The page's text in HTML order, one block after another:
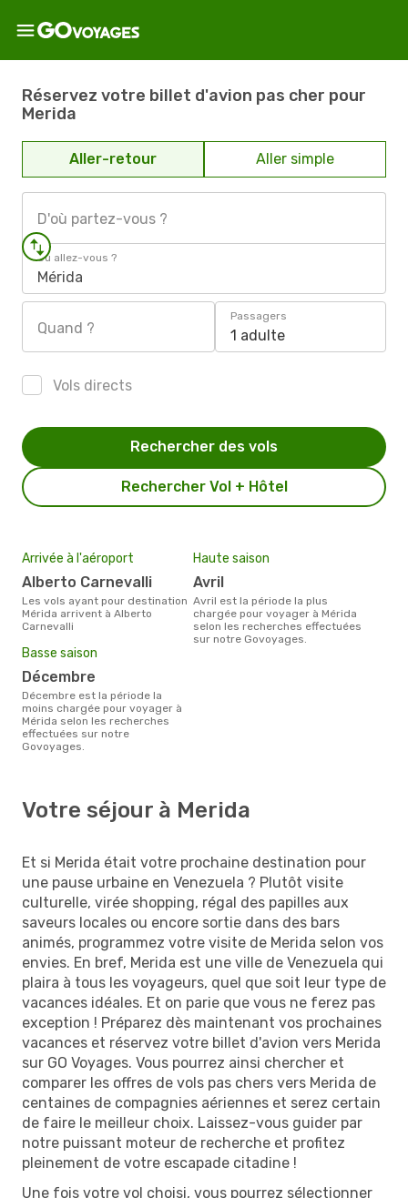
Réservez votre billet d'avion pas cher pour
Merida
Aller-retour Aller simple
D'où partez-vous ?
Où allez-vous ?
Mérida
Quand ?
Passagers
1 adulte
Vols directs
Rechercher Vol + Hôtel
Rechercher des vols
Arrivée à l'aéroport
Alberto Carnevalli
Les vols ayant pour destination
Mérida arrivent à Alberto
Carnevalli
Haute saison
avril
avril est la période la plus
chargée pour voyager à Mérida
selon les recherches effectuées
sur notre Govoyages.
Basse saison
décembre
décembre est la période la
moins chargée pour voyager à
Mérida selon les recherches
effectuées sur notre
Govoyages.
Votre séjour à Merida
Et si Merida était votre prochaine destination pour
une pause urbaine en Venezuela ? Plutôt visite
culturelle, virée shopping, régal des papilles aux
saveurs locales ou encore sortie dans des bars
animés, programmez votre visite de Merida selon vos
envies. En bref, Merida est une ville de Venezuela qui
plaira à tous les voyageurs, quel que soit leur type de
vacances idéales. Et on parie que vous ne ferez pas
exception ! Préparez dès maintenant vos prochaines
vacances et réservez votre billet d'avion vers Merida
sur GO Voyages. Vous pourrez ainsi chercher et
comparer les offres de vols pas chers vers Merida de
centaines de compagnies aériennes et serez certain
de faire le meilleur choix. Laissez-vous guider par
notre puissant moteur de recherche et profitez
pleinement de votre escapade citadine !
Une fois votre vol choisi, vous pourrez sélectionner